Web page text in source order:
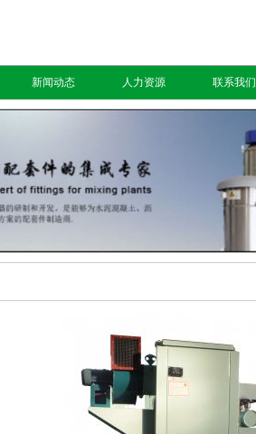
新闻动态 人力资源 联系我们